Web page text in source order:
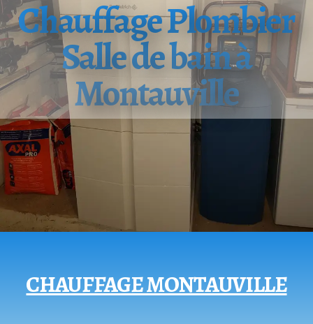
Chauffage Plombier
Salle de bain à
Montauville
CHAUFFAGE MONTAUVILLE